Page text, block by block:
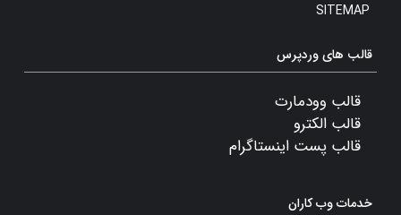
SITEMAP
قالب های وردپرس
قالب وودمارت
قالب الکترو
قالب پست اینستاگرام
خدمات وب کاران